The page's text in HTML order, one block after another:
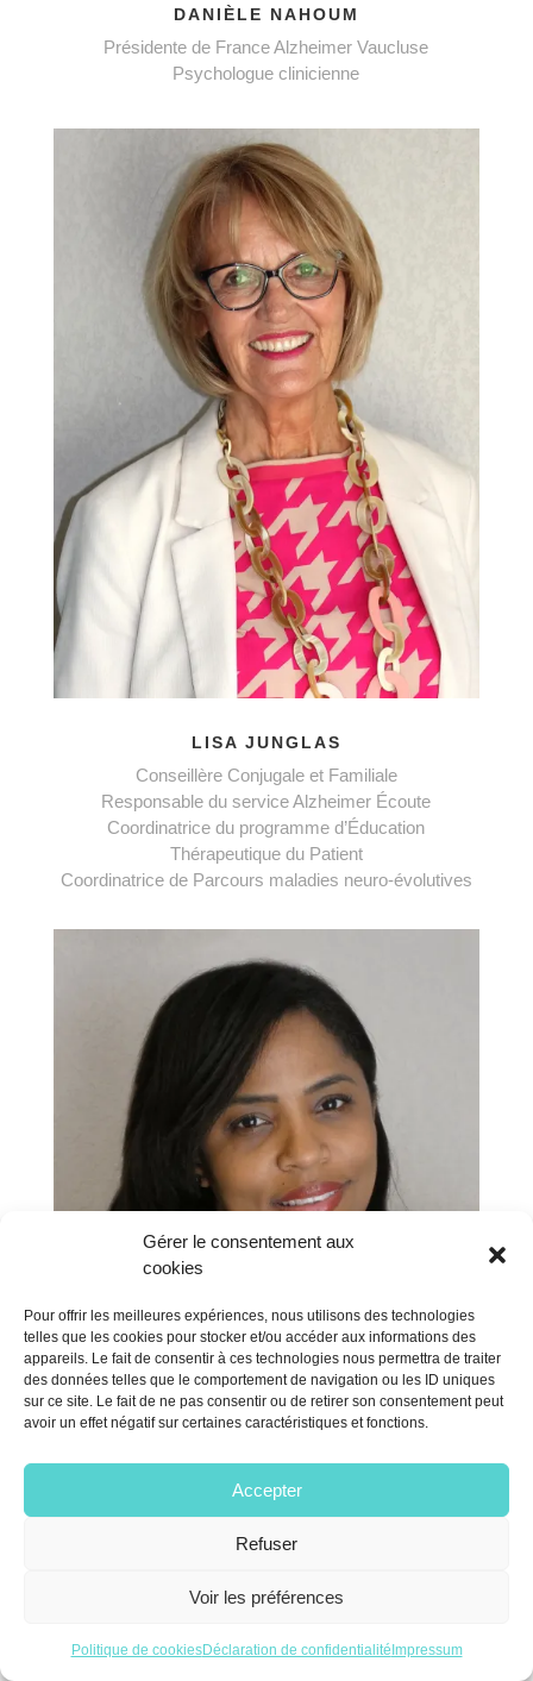
Gérer le consentement aux
cookies
Pour offrir les meilleures expériences, nous utilisons des technologies
telles que les cookies pour stocker et/ou accéder aux informations des
appareils. Le fait de consentir à ces technologies nous permettra de traiter
des données telles que le comportement de navigation ou les ID uniques
sur ce site. Le fait de ne pas consentir ou de retirer son consentement peut
avoir un effet négatif sur certaines caractéristiques et fonctions.
Accepter
Refuser
Voir les préférences
Politique de cookiesDéclaration de confidentialité Impressum
DANIÈLE NAHOUM
Présidente de France Alzheimer Vaucluse
Psychologue clinicienne
LISA JUNGLAS
Conseillère Conjugale et Familiale
Responsable du service Alzheimer Écoute
Coordinatrice du programme d’Éducation
Thérapeutique du Patient
Coordinatrice de Parcours maladies neuro-évolutives
FERNANDA ALVES